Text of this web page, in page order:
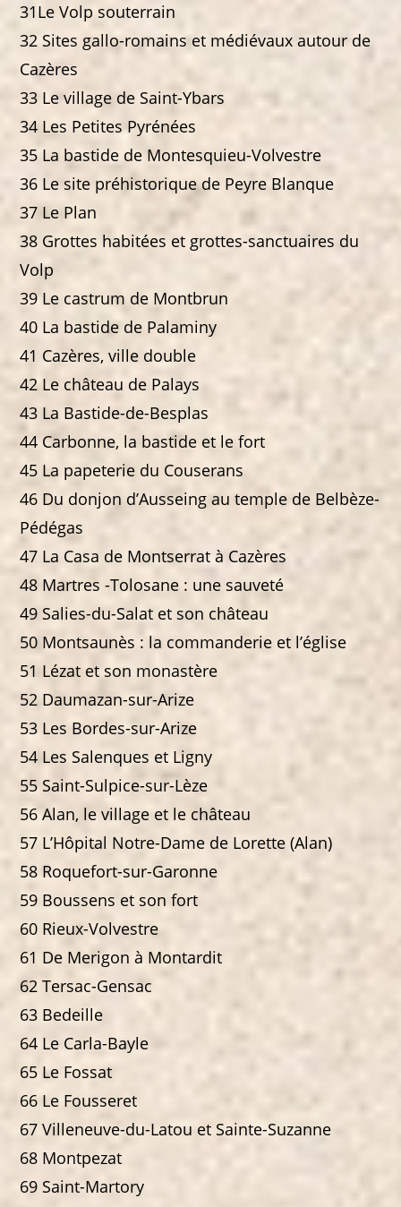
31Le Volp souterrain
32 Sites gallo-romains et médiévaux autour de
Cazères
33 Le village de Saint-Ybars
34 Les Petites Pyrénées
35 La bastide de Montesquieu-Volvestre
36 Le site préhistorique de Peyre Blanque
37 Le Plan
38 Grottes habitées et grottes-sanctuaires du
Volp
39 Le castrum de Montbrun
40 La bastide de Palaminy
41 Cazères, ville double
42 Le château de Palays
43 La Bastide-de-Besplas
44 Carbonne, la bastide et le fort
45 La papeterie du Couserans
46 Du donjon d’Ausseing au temple de Belbèze-
Pédégas
47 La Casa de Montserrat à Cazères
48 Martres -Tolosane : une sauveté
49 Salies-du-Salat et son château
50 Montsaunès : la commanderie et l’église
51 Lézat et son monastère
52 Daumazan-sur-Arize
53 Les Bordes-sur-Arize
54 Les Salenques et Ligny
55 Saint-Sulpice-sur-Lèze
56 Alan, le village et le château
57 L’Hôpital Notre-Dame de Lorette (Alan)
58 Roquefort-sur-Garonne
59 Boussens et son fort
60 Rieux-Volvestre
61 De Merigon à Montardit
62 Tersac-Gensac
63 Bedeille
64 Le Carla-Bayle
65 Le Fossat
66 Le Fousseret
67 Villeneuve-du-Latou et Sainte-Suzanne
68 Montpezat
69 Saint-Martory